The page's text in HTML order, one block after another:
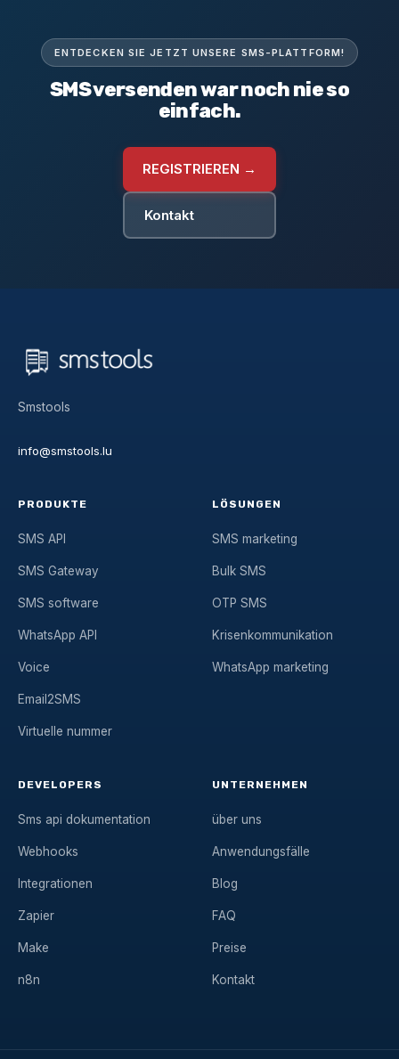
ENTDECKEN SIE JETZT UNSERE SMS-PLATTFORM!
SMS versenden war noch nie so
einfach.
REGISTRIEREN →
Kontakt
Smstools
info@smstools.lu
PRODUKTE
SMS API
SMS Gateway
SMS software
WhatsApp API
Voice
Email2SMS
Virtuelle nummer
LÖSUNGEN
SMS marketing
Bulk SMS
OTP SMS
Krisenkommunikation
WhatsApp marketing
DEVELOPERS
Sms api dokumentation
Webhooks
Integrationen
Zapier
Make
n8n
UNTERNEHMEN
über uns
Anwendungsfälle
Blog
FAQ
Preise
Kontakt